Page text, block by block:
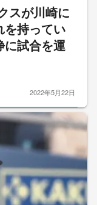
スが川崎に
を持ってい
に試合を運
2022年5月22日